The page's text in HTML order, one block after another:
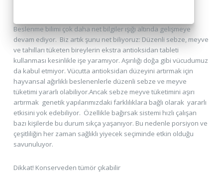
Beslenme bilimi çok daha net bilgiler ışığı altında gelişmeye
devam ediyor. Biz artık şunu net biliyoruz: Düzenli sebze, meyve
ve tahılları tüketen bireylerin ekstra antioksidan tableti
kullanması kesinlikle işe yaramıyor. Aşırılığı doğa gibi vücudumuz
da kabul etmiyor. Vücutta antioksidan düzeyini artırmak için
hayvansal ağırlıklı beslenenlerle düzenli sebze ve meyve
tüketimi yararlı olabiliyor.Ancak sebze meyve tüketimini aşırı
artırmak genetik yapılarımızdaki farklılıklara bağlı olarak yararlı
etkisini yok edebiliyor. Özellikle bağırsak sistemi hızlı çalışan
bazı kişilerde bu durum sıkça yaşanıyor. Bu nedenle porsiyon ve
çeşitliliğin her zaman sağlıklı yiyecek seçiminde etkin olduğu
savunuluyor.
Dikkat! Konserveden tümör çıkabilir